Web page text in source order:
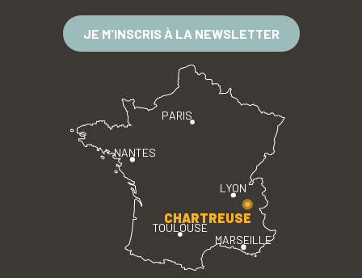
JE M'INSCRIS À LA NEWSLETTER
PARIS
LYON
TOULOUSE
MARSEILLE
NANTES
CHARTREUSE